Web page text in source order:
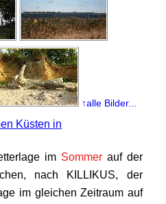
↑alle Bilder...
Küsten in
im Sommerauf der
nach KILLIKUS, der
im gleichen Zeitraum auf